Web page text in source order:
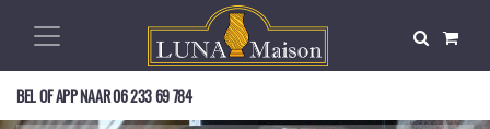
BEL OF APP NAAR06 233 69 784